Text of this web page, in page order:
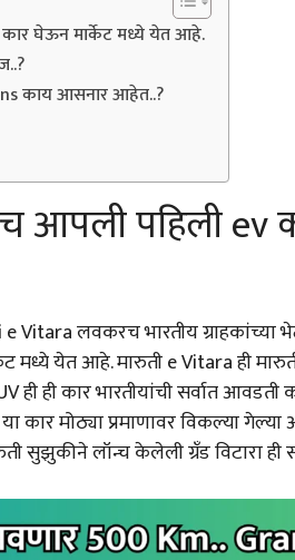
घेऊन मार्केट मध्ये येत आहे.
काय आसनार आहेत..?
पहिली ev
Vitara लवकरच भारतीय
येत आहे. मारुती e Vitara ही
ही कार भारतीयांची सर्वात आवडती
या कार मोठ्या प्रमाणावर विकल्या
सुझुकीने लॉन्च केलेली ग्रँड विटारा ही